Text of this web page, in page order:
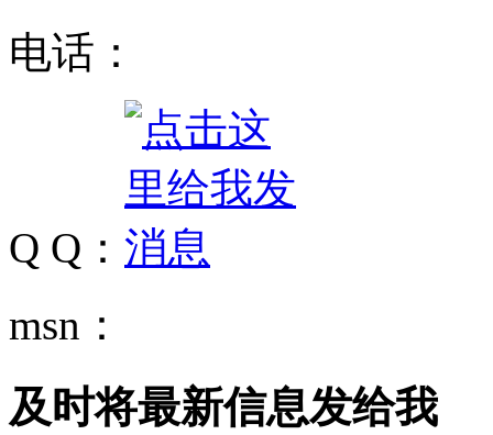
电话：
Q Q：
msn：
及时将最新信息发给我